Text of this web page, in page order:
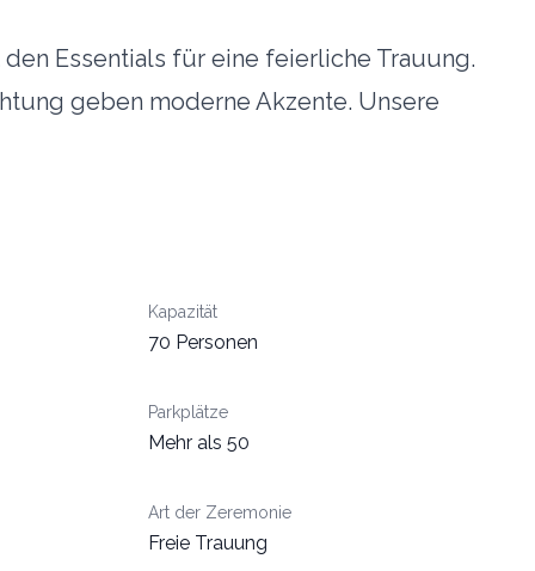
den Essentials für eine feierliche Trauung.
geben moderne Akzente. Unsere
Kapazität
70 Personen
Parkplätze
Mehr als 50
Art der Zeremonie
Freie Trauung